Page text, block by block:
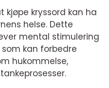
kjøpe kryssord kan ha
helse. Dette
mental stimulering
kan forbedre
hukommelse,